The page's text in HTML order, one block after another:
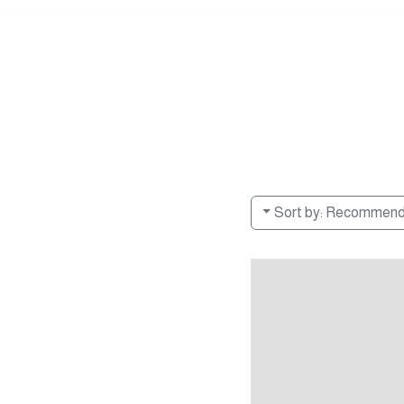
Sort by: